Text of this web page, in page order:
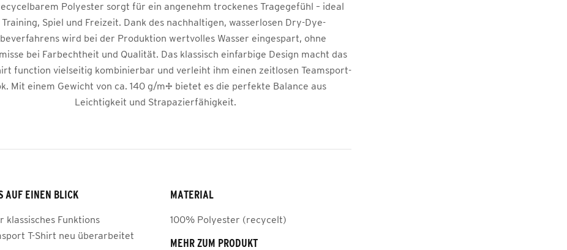
Polyester sorgt für ein angenehm trockenes Tragegefühl – ideal
Spiel und Freizeit. Dank des nachhaltigen, wasserlosen Dry-Dye-
wird bei der Produktion wertvolles Wasser eingespart, ohne
bei Farbechtheit und Qualität. Das klassisch einfarbige Design macht das
function vielseitig kombinierbar und verleiht ihm einen zeitlosen Teamsport-
Mit einem Gewicht von ca. 140 g/m² bietet es die perfekte Balance aus
Leichtigkeit und Strapazierfähigkeit.
AUF EINEN BLICK
klassisches Funktions
T-Shirt neu überarbeitet
MATERIAL
100% Polyester (recycelt)
MEHR ZUM PRODUKT